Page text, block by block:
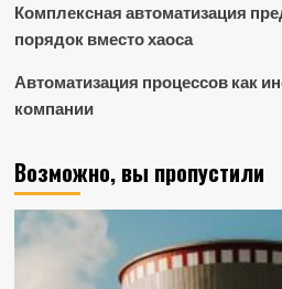
Комплексная автоматизация
порядок вместо хаоса
Автоматизация процессов как
компании
Возможно, вы пропустили